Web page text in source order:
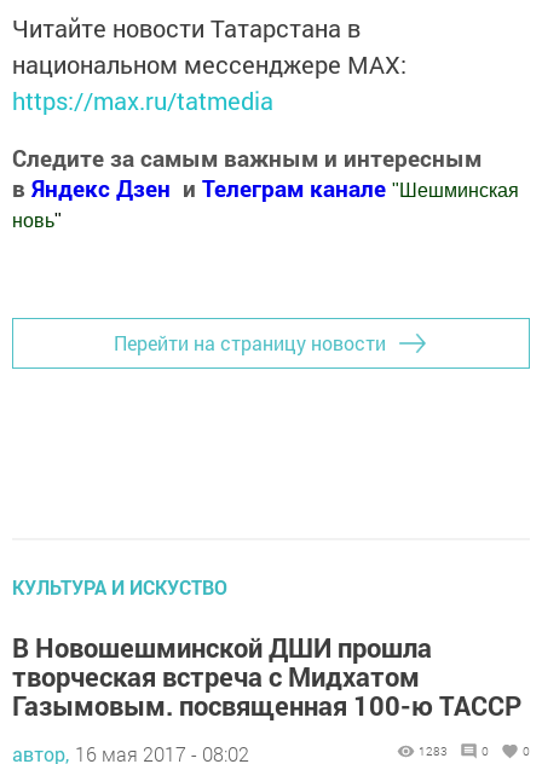
Читайте новости Татарстана в
национальном мессенджере MАХ:
https://max.ru/tatmedia
Следите за самым важным и интересным
в Яндекс Дзен и Телеграм канале " Шешминская
новь"
Перейти на страницу новости
КУЛЬТУРА И ИСКУСТВО
В Новошешминской ДШИ прошла
творческая встреча с Мидхатом
Газымовым. посвященная 100-ю ТАССР
автор, 16 мая 2017 - 08:02 1283 0 0